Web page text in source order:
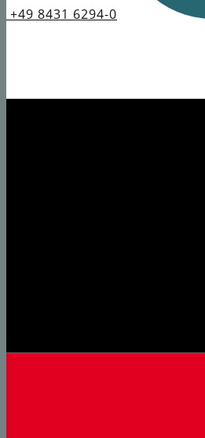
+49 8431 6294-0